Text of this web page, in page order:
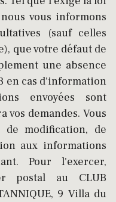
vous informons
(sauf celles
que votre défaut de
une absence
en cas d'information
envoyées sont
vos demandes. Vous
modification, de
aux informations
Pour l'exercer,
postal au CLUB
9 Villa du